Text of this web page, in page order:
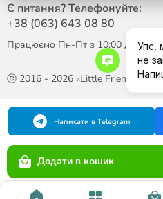
Додати в кошик
ⓒ 2016 - 2026 «Little Friend»
Є питання? Телефонуйте:
+38 (063) 643 08 80
Працюємо Пн-Пт з 10:00 до 18:00
Написати в Telegram